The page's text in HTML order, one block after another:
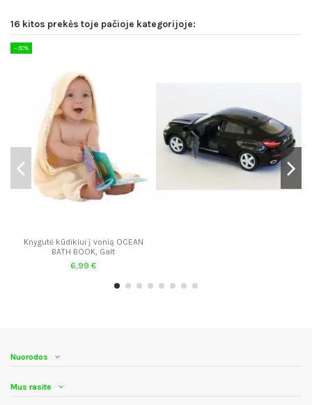
16 kitos prekės toje pačioje kategorijoje:
−30%
Knygutė kūdikiui į vonią OCEAN
BATH BOOK, Galt
6,99 €
Nuorodos
Mus rasite